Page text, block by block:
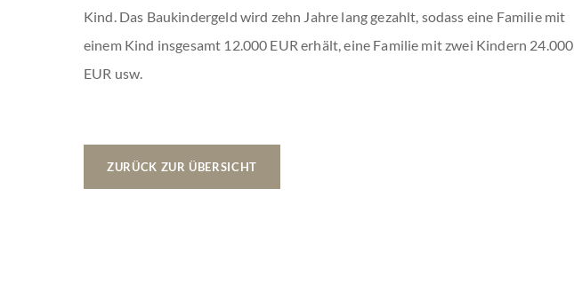
Kind. Das Baukindergeld wird zehn Jahre lang gezahlt, sodass eine Familie mit
einem Kind insgesamt 12.000 EUR erhält, eine Familie mit zwei Kindern 24.000
EUR usw.
ZURÜCK ZUR ÜBERSICHT